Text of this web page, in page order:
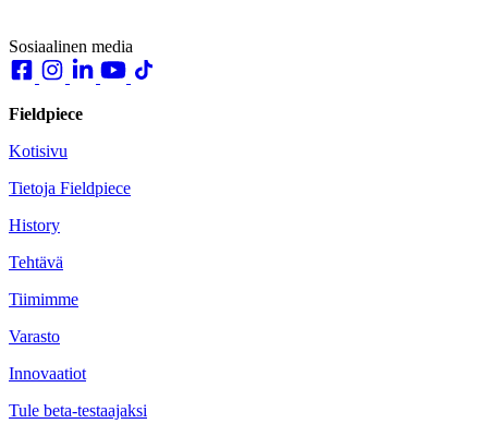
Sosiaalinen media
Fieldpiece
Kotisivu
Tietoja Fieldpiece
History
Tehtävä
Tiimimme
Varasto
Innovaatiot
Tule beta-testaajaksi